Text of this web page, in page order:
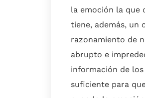
la emoción la que
tiene, además, un
razonamiento de
abrupto e
información de
suficiente para